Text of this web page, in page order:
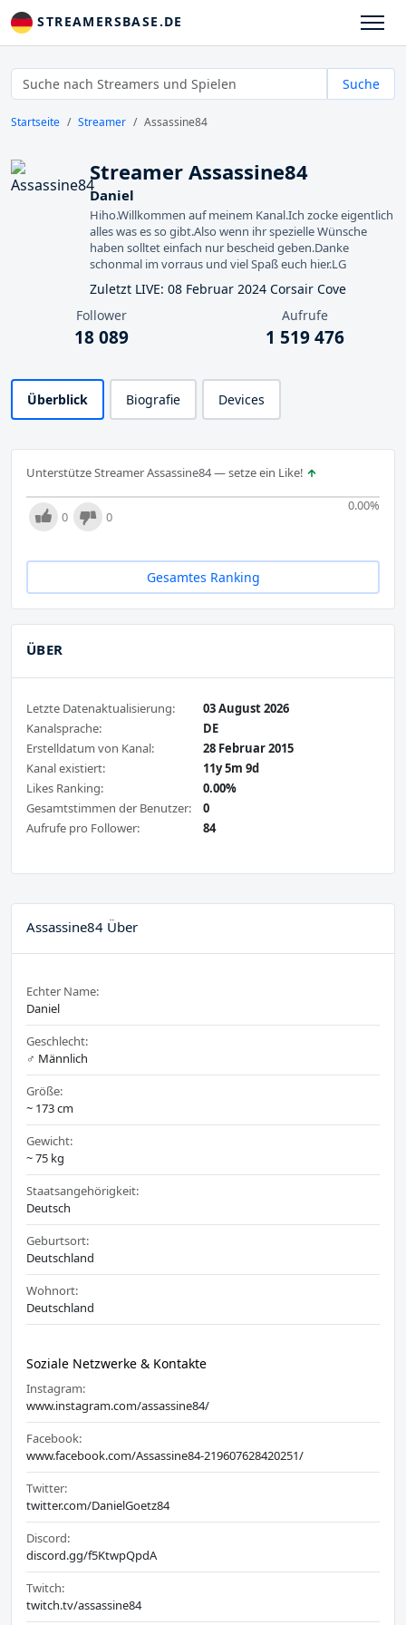
STREAMERSBASE.DE
Suche
Startseite Streamer Assassine84
Streamer Assassine84
Daniel
Hiho.Willkommen auf meinem Kanal.Ich zocke eigentlich
alles was es so gibt.Also wenn ihr spezielle Wünsche
haben solltet einfach nur bescheid geben.Danke
schonmal im vorraus und viel Spaß euch hier.LG
Zuletzt LIVE: 08 Februar 2024 Corsair Cove
Follower
18 089
Aufrufe
1 519 476
Überblick Biografie Devices
Unterstütze Streamer Assassine84 — setze ein Like!
0.00%
0 0
Gesamtes Ranking
ÜBER
Letzte Datenaktualisierung:
03 August 2026
Kanalsprache:
DE
Erstelldatum von Kanal:
28 Februar 2015
Kanal existiert:
11y 5m 9d
Likes Ranking:
0.00%
Gesamtstimmen der Benutzer:
0
Aufrufe pro Follower:
84
Assassine84 Über
Echter Name:
Daniel
Geschlecht:
♂️ Männlich
Größe:
~ 173 cm
Gewicht:
~ 75 kg
Staatsangehörigkeit:
Deutsch
Geburtsort:
Deutschland
Wohnort:
Deutschland
Soziale Netzwerke & Kontakte
Instagram:
www.instagram.com/assassine84/
Facebook:
www.facebook.com/Assassine84-219607628420251/
Twitter:
twitter.com/DanielGoetz84
Discord:
discord.gg/f5KtwpQpdA
Twitch:
twitch.tv/assassine84